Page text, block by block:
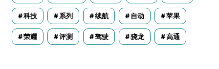
科技 系列 续航 自动 苹果
荣耀 评测 驾驶 骁龙 高通